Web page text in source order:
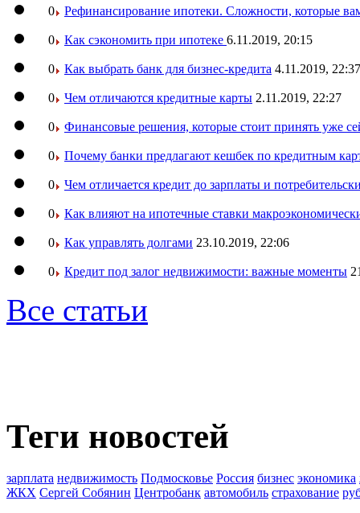
0 Рефинансирование ипотеки. Сложности, которые
0 Как сэкономить при ипотеке 6.11.2019, 20:15
0 Как выбрать банк для бизнес-кредита 4.11.2019, 22:37
0 Чем отличаются кредитные карты 2.11.2019, 22:27
0 Финансовые решения, которые стоит принять уже
0 Почему банки предлагают кешбек по кредитным
0 Чем отличается кредит до зарплаты и
0 Как влияют на ипотечные ставки
0 Как управлять долгами 23.10.2019, 22:06
0 Кредит под залог недвижимости: важные моменты
Все статьи
Теги новостей
зарплата недвижимость Подмосковье Россия бизнес экономика
ЖКХ Сергей Собянин Центробанк автомобиль страхование